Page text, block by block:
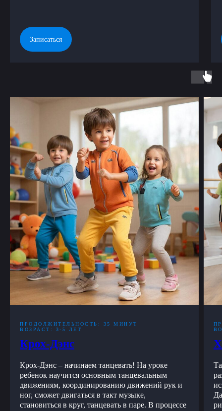
Записаться
ПРОДОЛЖИТЕЛЬНОСТЬ: 35 МИНУТ
ВОЗРАСТ: 3-5 ЛЕТ
Крох-Дэнс
Крох-Дэнс – начинаем танцевать! На уроке
ребенок научится основным танцевальным
движениям, координированию движений рук и
ног, сможет двигаться в такт музыке,
становиться в круг, танцевать в паре. В процессе